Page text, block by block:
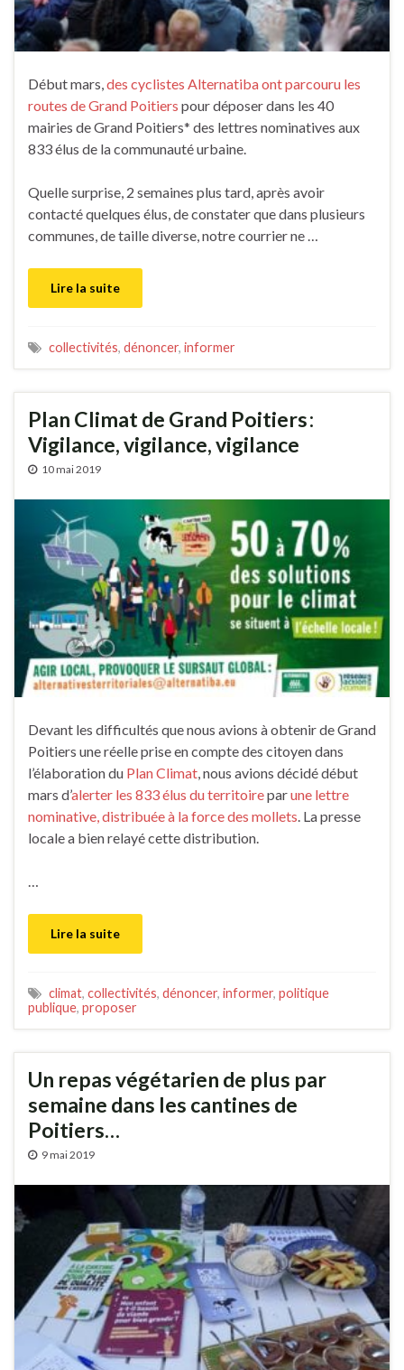
Début mars,des cyclistes Alternatiba ont parcouru les
routes de Grand Poitiers pour déposer dans les 40
mairies de Grand Poitiers* des lettres nominatives aux
833 élus de la communauté urbaine.
Quelle surprise, 2 semaines plus tard, après avoir
contacté quelques élus, de constater que dans plusieurs
communes, de taille diverse, notre courrier ne …
Lire la suite
collectivités, dénoncer, informer
Plan Climat de Grand Poitiers :
Vigilance, vigilance, vigilance
10 mai 2019
Devant les difficultés que nous avions à obtenir de Grand
Poitiers une réelle prise en compte des citoyen dans
l’élaboration du Plan Climat, nous avions décidé début
mars d’alerter les 833 élus du territoireparune lettre
nominative, distribuée à la force des mollets. La presse
locale a bien relayé cette distribution.
…
Lire la suite
climat, collectivités, dénoncer, informer, politique
publique, proposer
Un repas végétarien de plus par
semaine dans les cantines de
Poitiers…
9 mai 2019